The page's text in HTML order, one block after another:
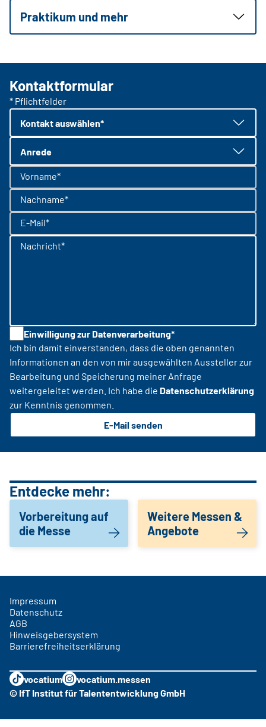
Praktikum und mehr
Kontaktformular
* Pflichtfelder
Kontakt auswählen*
Anrede
Vorname*
Nachname*
E-Mail*
Nachricht*
Einwilligung zur Datenverarbeitung*
Ich bin damit einverstanden, dass die oben genannten
Informationen an den von mir ausgewählten Aussteller zur
Bearbeitung und Speicherung meiner Anfrage
weitergeleitet werden. Ich habe die Datenschutzerklärung
zur Kenntnis genommen.
E-Mail senden
Entdecke mehr:
Vorbereitung auf
die Messe
Weitere Messen &
Angebote
Impressum
Datenschutz
AGB
Hinweisgebersystem
Barrierefreiheitserklärung
vocatium
vocatium.messen
© IfT Institut für Talententwicklung GmbH